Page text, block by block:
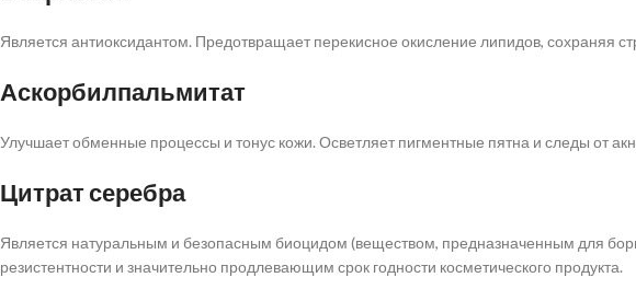
Является антиоксидантом. Предотвращает перекисное окисление липидов, сохраняя
Аскорбилпальмитат
Улучшает обменные процессы и тонус кожи. Осветляет пигментные пятна и следы от
Цитрат серебра
Является натуральным и безопасным биоцидом (веществом, предназначенным для
резистентности и значительно продлевающим срок годности косметического продукта.